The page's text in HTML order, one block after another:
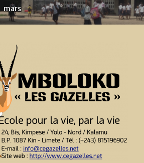
mars